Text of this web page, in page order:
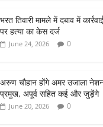
भरत तिवारी मामले में दबाव में
पर हत्या का केस दर्ज
June 24, 2026 0
अरुण चौहान होंगे अमर उजाला
प्रमुख, अपूर्व सहित कई और जुड़ेंगे
June 20, 2026 0